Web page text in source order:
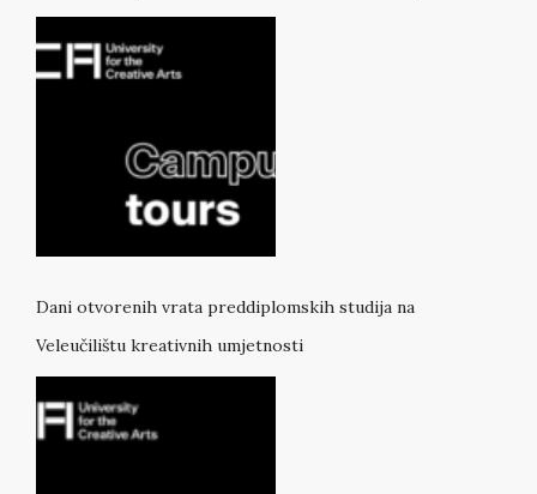
Dani otvorenih vrata preddiplomskih studija na
Veleučilištu kreativnih umjetnosti